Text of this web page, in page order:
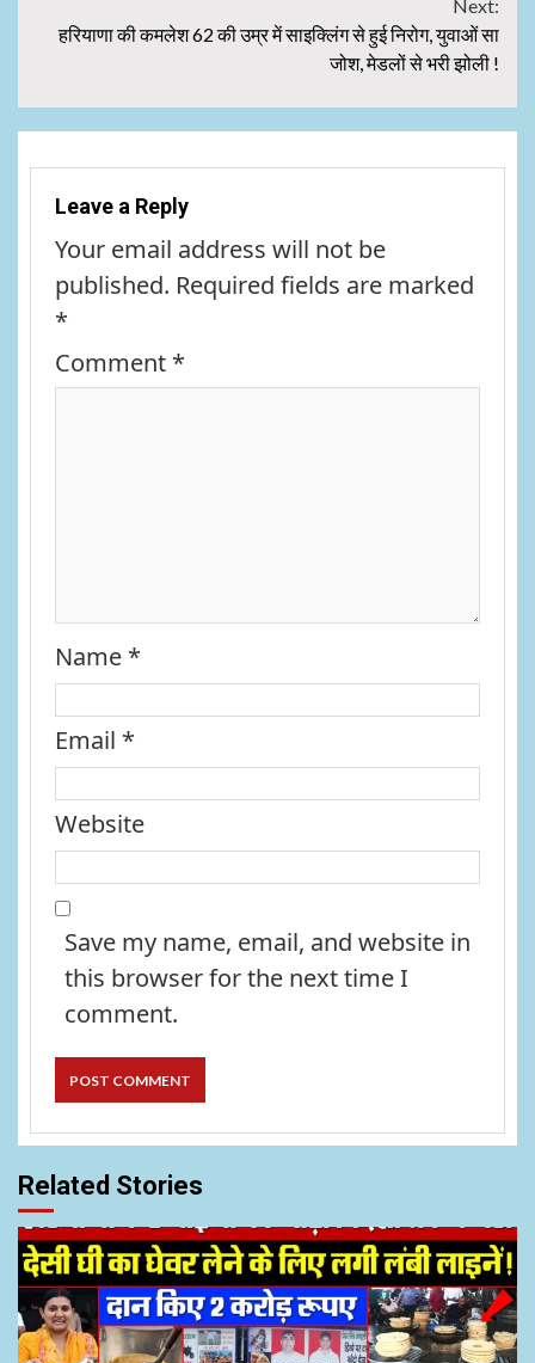
Next:
हरियाणा की कमलेश 62 की उम्र में साइक्लिंग से हुई निरोग, युवाओं सा
जोश, मेडलों से भरी झोली !
Leave a Reply
Your email address will not be
published. Required fields are marked
*
Comment *
Name *
Email *
Website
Save my name, email, and website in
this browser for the next time I
comment.
Related Stories